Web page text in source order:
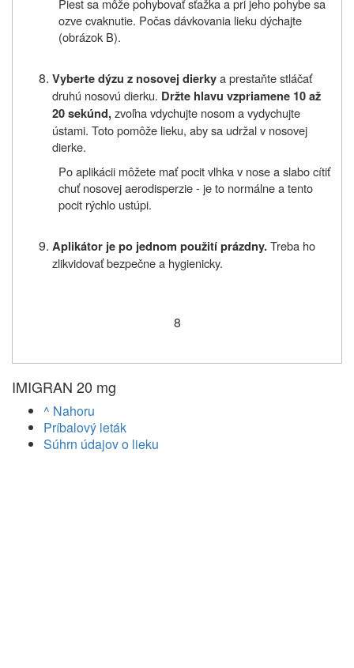
Piest sa môže pohybovať sťažka a pri jeho pohybe sa
ozve cvaknutie. Počas dávkovania lieku dýchajte
(obrázok B).
Vyberte dýzu z nosovej dierkya prestaňte stláčať
druhú nosovú dierku. Držte hlavu vzpriamene 10 až
20 sekúnd,zvoľna vdychujte nosom a vydychujte
ústami. Toto pomôže lieku, aby sa udržal v nosovej
dierke.
Po aplikácii môžete mať pocit vlhka v nose a slabo cítiť
chuť nosovej aerodisperzie ‑ je to normálne a tento
pocit rýchlo ustúpi.
Aplikátor je po jednom použití prázdny.Treba ho
zlikvidovať bezpečne a hygienicky.
8
IMIGRAN 20 mg
^ Nahoru
Príbalový leták
Súhrn údajov o lieku